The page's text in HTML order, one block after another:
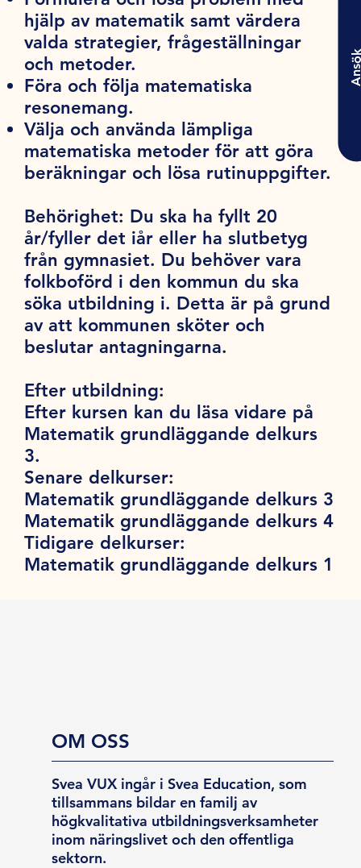
hjälp av matematik samt värdera
valda strategier, frågeställningar
och metoder.
Föra och följa matematiska
resonemang.
Välja och använda lämpliga
matematiska metoder för att göra
beräkningar och lösa rutinuppgifter.
Behörighet: Du ska ha fyllt 20
år/fyller det iår eller ha slutbetyg
från gymnasiet. Du behöver vara
folkboförd i den kommun du ska
söka utbildning i. Detta är på grund
av att kommunen sköter och
beslutar antagningarna.
Efter utbildning:
Efter kursen kan du läsa vidare på
Matematik grundläggande delkurs
3.
Senare delkurser:
Matematik grundläggande delkurs 3
Matematik grundläggande delkurs 4
Tidigare delkurser:
Matematik grundläggande delkurs 1
OM OSS
Svea VUX ingår i Svea Education, som
tillsammans bildar en familj av
högkvalitativa utbildningsverksamheter
inom näringslivet och den offentliga
sektorn.